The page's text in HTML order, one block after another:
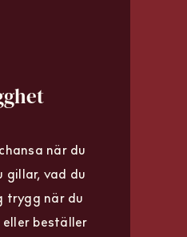
när du
gillar, vad du
trygg när du
beställer